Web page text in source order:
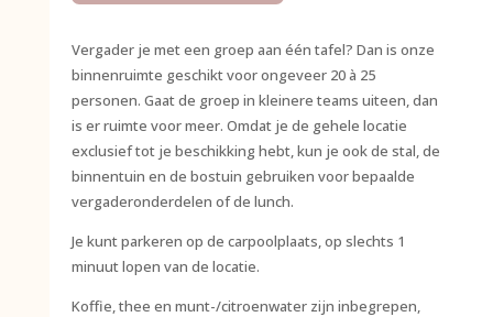
Vergader je met een groep aan één tafel? Dan is onze
binnenruimte geschikt voor ongeveer 20 à 25
personen. Gaat de groep in kleinere teams uiteen, dan
is er ruimte voor meer. Omdat je de gehele locatie
exclusief tot je beschikking hebt, kun je ook de stal, de
binnentuin en de bostuin gebruiken voor bepaalde
vergaderonderdelen of de lunch.
Je kunt parkeren op de carpoolplaats, op slechts 1
minuut lopen van de locatie.
Koffie, thee en munt-/citroenwater zijn inbegrepen,